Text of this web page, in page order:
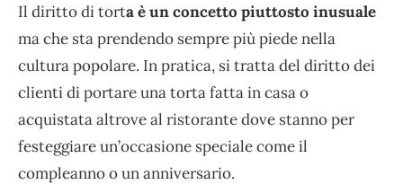
Il diritto di torta è un concetto piuttosto inusuale
ma che sta prendendo sempre più piede nella
cultura popolare. In pratica, si tratta del diritto dei
clienti di portare una torta fatta in casa o
acquistata altrove al ristorante dove stanno per
festeggiare un’occasione speciale come il
compleanno o un anniversario.